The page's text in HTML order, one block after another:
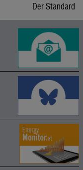
Der Standard